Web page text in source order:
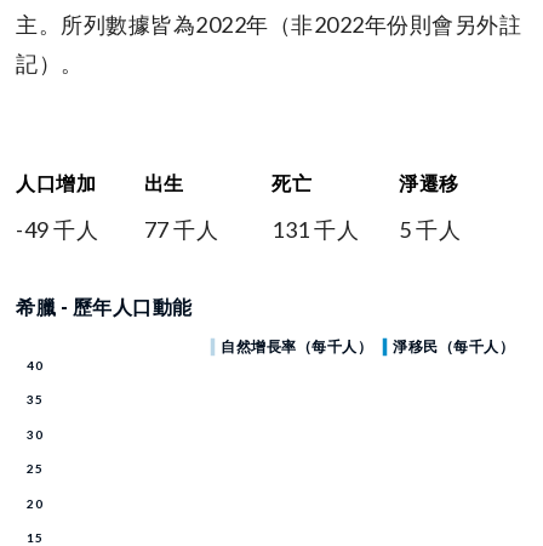
主。所列數據皆為2022年（非2022年份則會另外註
記）。
人口增加
-49 千人
出生
77 千人
死亡
131 千人
淨遷移
5 千人
希臘 - 歷年人口動能